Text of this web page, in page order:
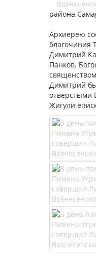
района
Архиерею
благочиния
Димитрий
Панков.
Димитрий
отверстыми
Жигули